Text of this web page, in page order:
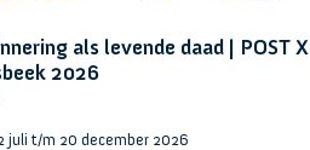
als levende daad | POST X
2026
juli t/m 20 december 2026